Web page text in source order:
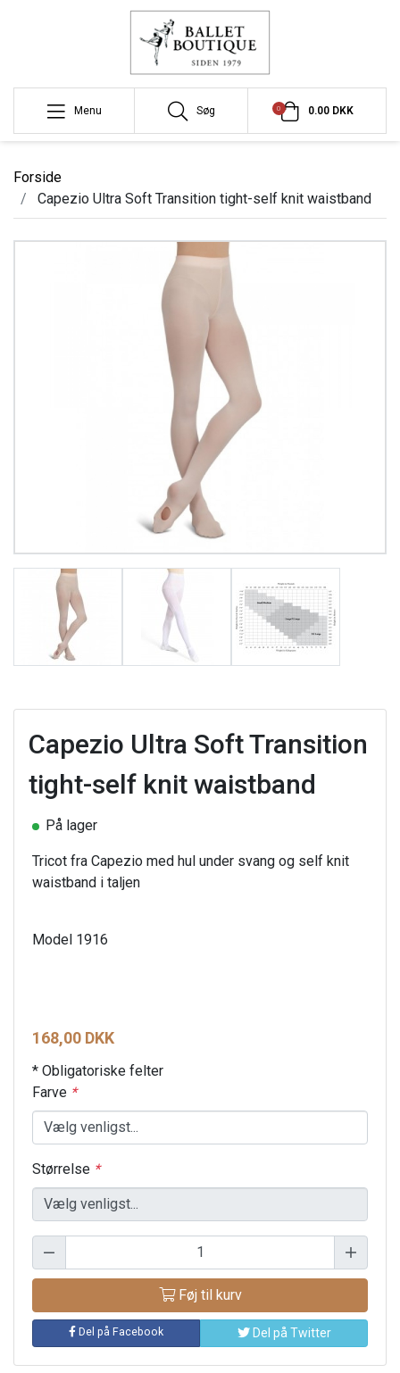
Menu Søg 0 0.00 DKK
Forside
Capezio Ultra Soft Transition tight-self knit waistband
Capezio Ultra Soft Transition
tight-self knit waistband
På lager
Tricot fra Capezio med hul under svang og self knit
waistband i taljen
Model 1916
168,00 DKK
* Obligatoriske felter
Farve *
Størrelse *
Føj til kurv
Del på Facebook Del på Twitter